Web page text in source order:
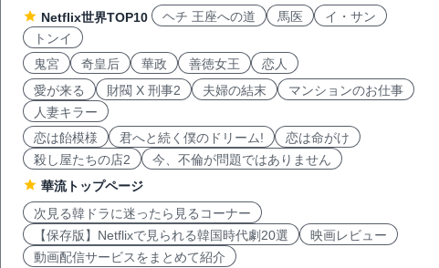
Netflix世界TOP10
ヘチ 王座への道 馬医
イ・サン
トンイ
鬼宮
奇皇后 華政 善徳女王
恋人
愛が来る
財閥 X 刑事2 夫婦の結末
マンションのお仕事
人妻キラー
恋は飴模様
君へと続く僕のドリーム!
恋は命がけ
殺し屋たちの店2
今、不倫が問題ではありません
華流トップページ
次見る韓ドラに迷ったら見るコーナー
【保存版】Netflixで見られる韓国時代劇20選
映画レビュー
動画配信サービスをまとめて紹介